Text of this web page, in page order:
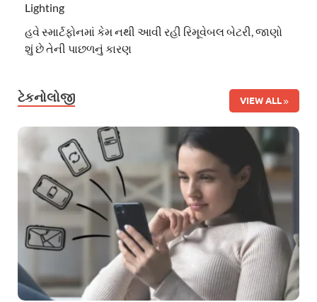
Lighting
હવે સ્માર્ટફોનમાં કેમ નથી આવી રહી રિમૂવેબલ બેટરી, જાણો
શું છે તેની પાછળનું કારણ
ટેકનોલોજી VIEW ALL